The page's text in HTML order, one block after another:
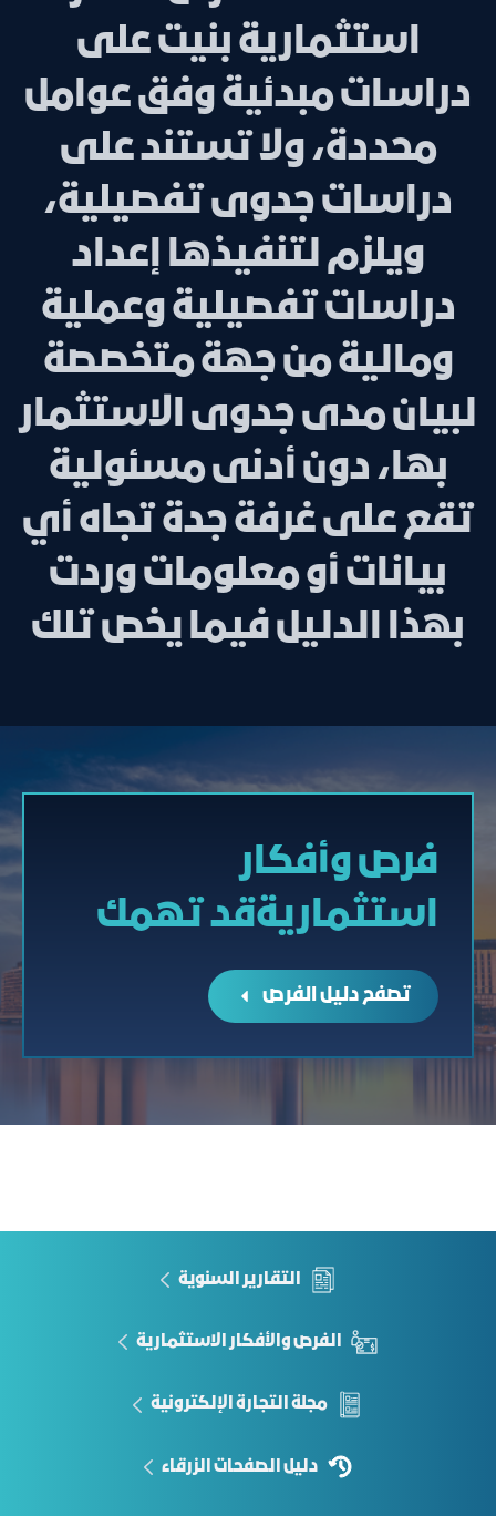
استثمارية بنيت على
دراسات مبدئية وفق عوامل
محددة، ولا تستند على
دراسات جدوى تفصيلية،
ويلزم لتنفيذها إعداد
دراسات تفصيلية وعملية
ومالية من جهة متخصصة
لبيان مدى جدوى الاستثمار
بها، دون أدنى مسئولية
تقع على غرفة جدة تجاه أي
بيانات أو معلومات وردت
بهذا الدليل فيما يخص تلك
فرص وأفكار
استثماريةقد تهمك
تصفح دليل الفرص
التقارير السنوية
الفرص والأفكار الاستثمارية
مجلة التجارة الإلكترونية
دليل الصفحات الزرقاء